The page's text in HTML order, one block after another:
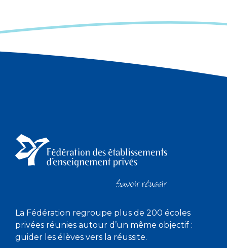
La Fédération regroupe plus de 200 écoles
privées réunies autour d’un même objectif :
guider les élèves vers la réussite.